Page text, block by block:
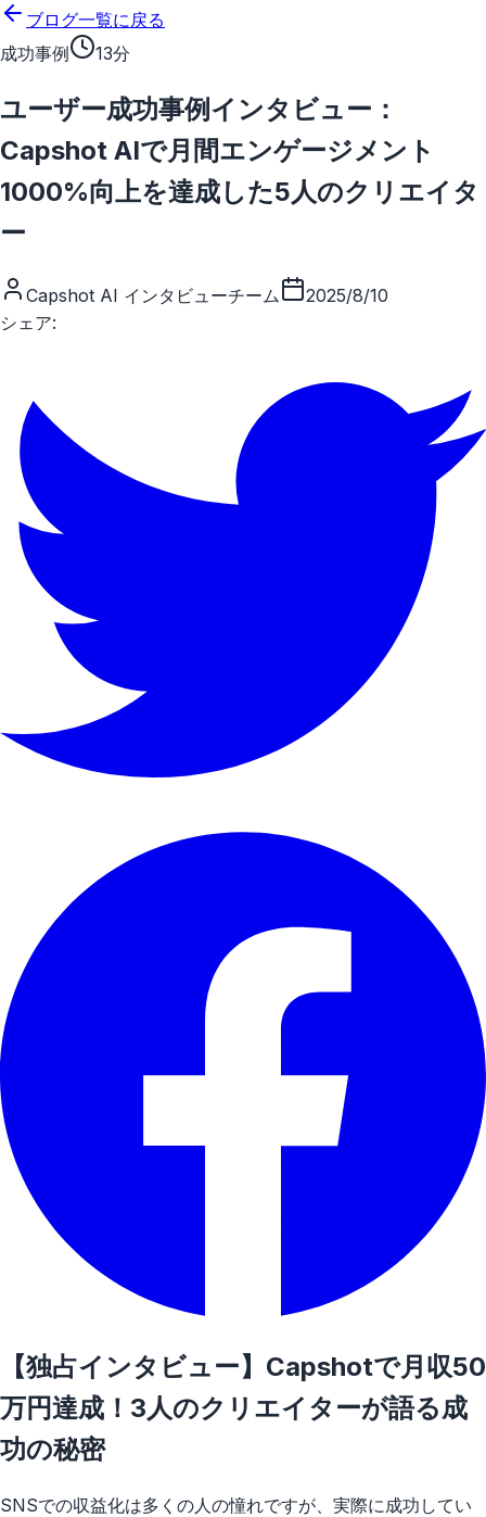
メインコンテンツにスキップ
ブログ一覧に戻る
成功事例
13分
ユーザー成功事例インタビュー：
Capshot AIで月間エンゲージメント
1000%向上を達成した5人のクリエイタ
ー
Capshot AI インタビューチーム
2025/8/10
シェア:
【独占インタビュー】Capshotで月収50
万円達成！3人のクリエイターが語る成
功の秘密
SNSでの収益化は多くの人の憧れですが、実際に成功してい